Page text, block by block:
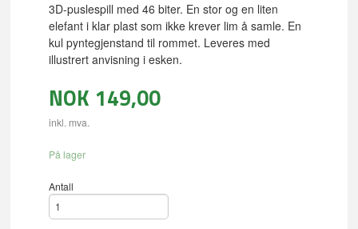
3D-puslespill med 46 biter. En stor og en liten
elefant i klar plast som ikke krever lim å samle. En
kul pyntegjenstand til rommet. Leveres med
illustrert anvisning i esken.
NOK 149,00
inkl. mva.
På lager
Antall